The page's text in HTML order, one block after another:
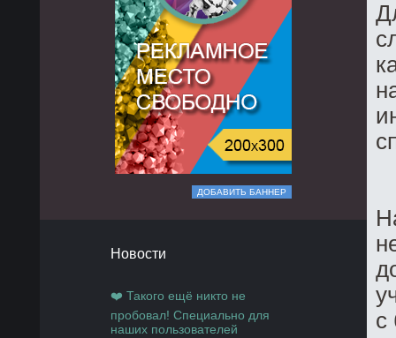
ДОБАВИТЬ БАННЕР
Новости
❤️ Такого ещё никто не
пробовал! Специально для
наших пользователей
с